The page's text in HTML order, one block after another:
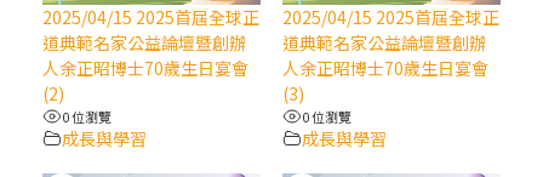
【信仰之旅】第九集：「如果你的痛苦比快
樂多」—歐義明神父 / 應芝莉老師
(1)黃敏正主教帶你做「四旬期避靜」—【逾
2025/04/15 2025首屆全球正
道典範名家公益論壇暨創辦
人余正昭博士70歲生日宴會
(2)
0 位瀏覽
成長與學習
2025/04/15 2025首屆全球正
道典範名家公益論壇暨創辦
人余正昭博士70歲生日宴會
(3)
0 位瀏覽
成長與學習